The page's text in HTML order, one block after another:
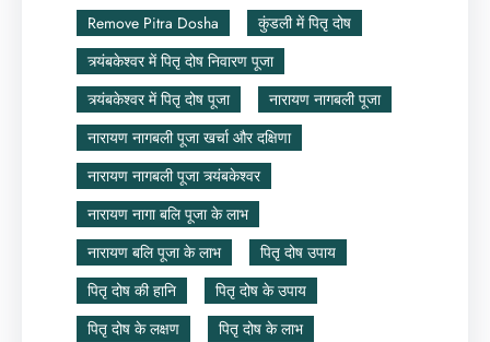
Remove Pitra Dosha
कुंडली में पितृ दोष
त्र्यंबकेश्वर में पितृ दोष निवारण पूजा
त्र्यंबकेश्वर में पितृ दोष पूजा
नारायण नागबली पूजा
नारायण नागबली पूजा खर्चा और दक्षिणा
नारायण नागबली पूजा त्र्यंबकेश्वर
नारायण नागा बलि पूजा के लाभ
नारायण बलि पूजा के लाभ
पितृ दोष उपाय
पितृ दोष की हानि
पितृ दोष के उपाय
पितृ दोष के लक्षण
पितृ दोष के लाभ